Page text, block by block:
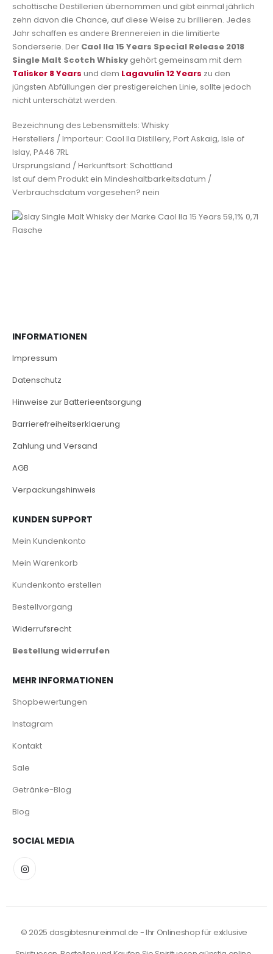
schottische Destillerien übernommen und gibt einmal jährlich
zehn davon die Chance, auf diese Weise zu brillieren. Jedes
Jahr schaffen es andere Brennereien in die limitierte
Sonderserie. Der Caol Ila 15 Years Special Release 2018
Single Malt Scotch Whisky gehört gemeinsam mit dem
Talisker 8 Years und dem Lagavulin 12 Years zu den
jüngsten Abfüllungen der prestigereichen Linie, sollte jedoch
nicht unterschätzt werden.
Bezeichnung des Lebensmittels: Whisky
Herstellers / Importeur: Caol Ila Distillery, Port Askaig, Isle of
Islay, PA46 7RL
Ursprungsland / Herkunftsort: Schottland
Ist auf dem Produkt ein Mindeshaltbarkeitsdatum /
Verbrauchsdatum vorgesehen? nein
INFORMATIONEN
Impressum
Datenschutz
Hinweise zur Batterieentsorgung
Barrierefreiheitserklaerung
Zahlung und Versand
AGB
Verpackungshinweis
KUNDEN SUPPORT
Mein Kundenkonto
Mein Warenkorb
Kundenkonto erstellen
Bestellvorgang
Widerrufsrecht
Bestellung widerrufen
MEHR INFORMATIONEN
Shopbewertungen
Instagram
Kontakt
Sale
Getränke-Blog
Blog
SOCIAL MEDIA
© 2025 dasgibtesnureinmal.de - Ihr Onlineshop für exklusive